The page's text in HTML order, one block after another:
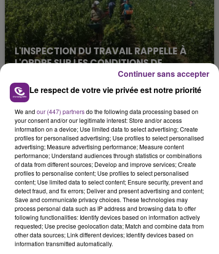
L'INSPECTION DU TRAVAIL RAPPELLE À
L'ORDRE SUR LES CONDITIONS DE...
Alors que les dates de début des vendange 2026
s'est avéré être plus précoce que prévu,
l'inspection du Travail en profite pour rappeler
les conditions de...
UN FEU DE REMORQUE BLOQUE LA
CIRCULATION DANS LES ARDENNES
Un feu de remorque s'est déclaré ce mercredi en
fin de matinée sur l'A34.
TITRES DIFFUSÉS
Le respect de votre vie privée est notre priorité
We and our (447) partnersdo the following data processing based on
your consent and/or our legitimate interest: Store and/or access
information on a device; Use limited data to select advertising; Create
profiles for personalised advertising; Use profiles to select personalised
advertising; Measure advertising performance; Measure content
performance; Understand audiences through statistics or combinations
of data from different sources; Develop and improve services; Create
profiles to personalise content; Use profiles to select personalised
content; Use limited data to select content; Ensure security, prevent and
detect fraud, and fix errors; Deliver and present advertising and content;
Save and communicate privacy choices. These technologies may
process personal data such as IP address and browsing data to offer
following functionalities: Identify devices based on information actively
requested; Use precise geolocation data; Match and combine data from
other data sources; Link different devices; Identify devices based on
information transmitted automatically.
Continuer sans accepter